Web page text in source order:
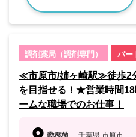
調剤薬局（調剤専門） パー
≪市原市/姉ヶ崎駅≫徒歩2
を目指せる！★営業時間
ームな職場でのお仕事！
勤務地 千葉県 市原市